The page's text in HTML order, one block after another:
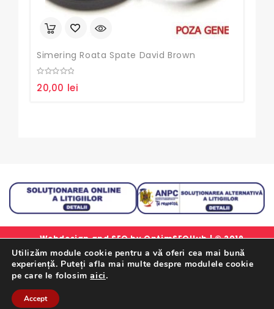
Simering Roata Spate David Brown
out
20,00 lei
Webdesign and SEO byOptimSEOHub| © 2019
simlorex.ro - Toate drepturile rezervate.
Formular Retur Garantii
Certificat Garantie
Utilizăm module cookie pentru a vă oferi cea mai bună
experiență. Puteți afla mai multe despre modulele cookie
pe care le folosim aici.
Accept